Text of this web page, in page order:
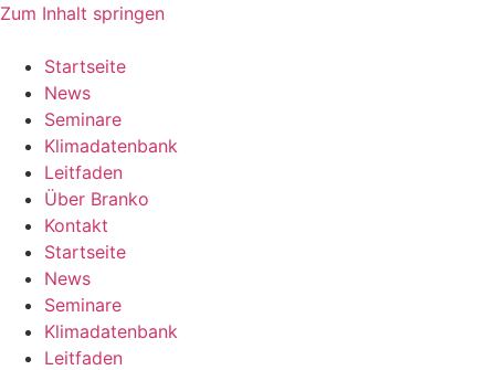
Zum Inhalt springen
Startseite
News
Seminare
Klimadatenbank
Leitfaden
Über Branko
Kontakt
Startseite
News
Seminare
Klimadatenbank
Leitfaden